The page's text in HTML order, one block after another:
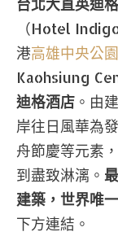
台北大直英迪
（Hotel
港高雄中央公
Kaohsiung
迪格酒店 。由
岸往日風華為
舟節慶等元素
到盡致淋漓。
建築，世界唯
下方連結。